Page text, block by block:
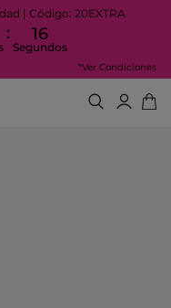
| Código: 20EXTRA
: 16
Segundos
*Ver Condiciones